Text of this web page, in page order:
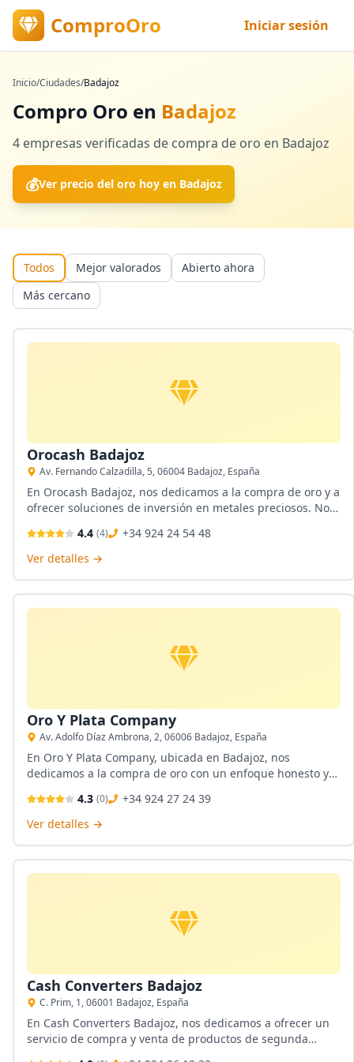
ComproOro Iniciar sesión
Inicio/Ciudades/Badajoz
Compro Oro en Badajoz
4 empresas verificadas de compra de oro en Badajoz
💰Ver precio del oro hoy en Badajoz
Todos Mejor valorados
Abierto ahora
Más cercano
Orocash Badajoz
Av. Fernando Calzadilla, 5, 06004 Badajoz, España
En Orocash Badajoz, nos dedicamos a la compra de oro y a
ofrecer soluciones de inversión en metales preciosos. Nos
profesional, adaptado a las necesidades de nuestros
clientes. Además, contamos con una amplia oferta en
4.4 (4)
+34 924 24 54 48
Ver detalles →
Oro Y Plata Company
Av. Adolfo Díaz Ambrona, 2, 06006 Badajoz, España
En Oro Y Plata Company, ubicada en Badajoz, nos
dedicamos a la compra de oro con un enfoque honesto y
clientes un servicio profesional, garantizando la mejor
valoración de sus piezas. Valoramos tu confianza y
4.3 (0)
+34 924 27 24 39
Ver detalles →
Cash Converters Badajoz
C. Prim, 1, 06001 Badajoz, España
En Cash Converters Badajoz, nos dedicamos a ofrecer un
servicio de compra y venta de productos de segunda